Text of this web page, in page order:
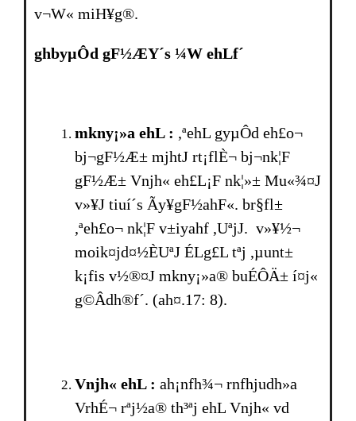
v¬W« miH¥g®.
ghbyµÔd gF½ÆY´s ¼W ehLf´
mkny¡»a ehL : ,ªehL gyµÔd eh£o¬
bj¬gF½Æ± mjhtJ rt¡flÈ¬ bj¬nk¦F
gF½Æ± Vnjh« eh£L¡F nk¦»± Mu«¾¤J
v»¥J tiuí´s Ãy¥gF½ahF«. br§fl±
,ªeh£o¬ nk¦F v±iyahf ,UªjJ. v»¥½¬
moik¤jd¤½ÈUªJ ÉLg£L tªj ,µunt±
k¡fis v½®¤J mkny¡»a® buÉÔÄ± í¤j«
g©Âdh®f´. (ah¤.17: 8).
Vnjh« ehL : ah¡nfh¾¬ rnfhjudh»a
VrhÉ¬ rªj½a® th³ªj ehL Vnjh« vd